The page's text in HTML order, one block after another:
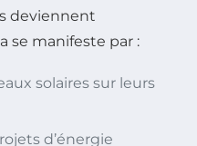
deviennent
se manifeste par :
solaires sur leurs
d’énergie